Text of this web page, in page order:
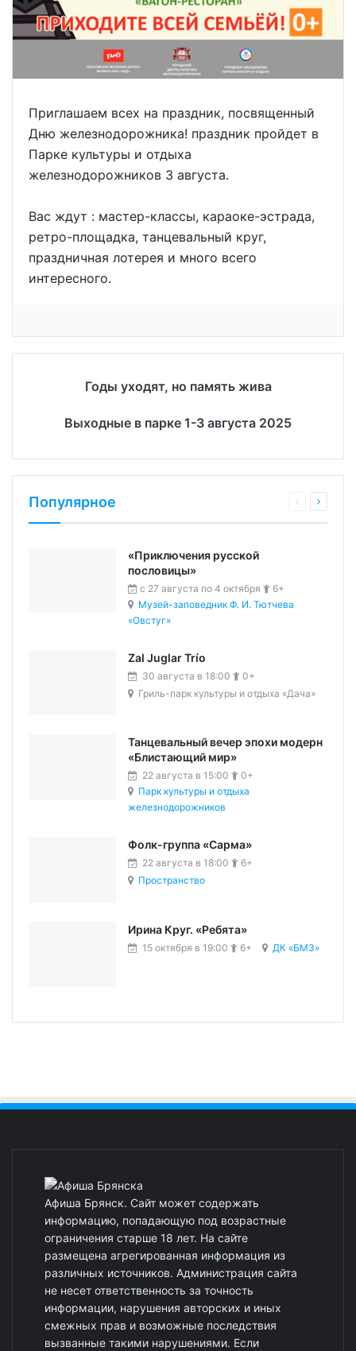
Приглашаем всех на праздник, посвященный
Дню железнодорожника! праздник пройдет в
Парке культуры и отдыха
железнодорожников 3 августа.
Вас ждут : мастер-классы, караоке-эстрада,
ретро-площадка, танцевальный круг,
праздничная лотерея и много всего
интересного.
Годы уходят, но память жива
Выходные в парке 1-3 августа 2025
Популярное
«Приключения русской
пословицы»
c 27 августа по 4 октября
6+
Музей-заповедник Ф. И. Тютчева
«Овстуг»
Zal Juglar Trío
30 августа в 18:00
0+
Гриль-парк культуры и отдыха «Дача»
Танцевальный вечер эпохи модерн
«Блистающий мир»
22 августа в 15:00
0+
Парк культуры и отдыха
железнодорожников
Фолк-группа «Сарма»
22 августа в 18:00
6+
Пространство
Ирина Круг. «Ребята»
15 октября в 19:00 6+ ДК «БМЗ»
Афиша Брянск. Сайт может содержать
информацию, попадающую под возрастные
ограничения старше 18 лет. На сайте
размещена агрегированная информация из
различных источников. Администрация сайта
не несет ответственность за точность
информации, нарушения авторских и иных
смежных прав и возможные последствия
вызванные такими нарушениями. Если